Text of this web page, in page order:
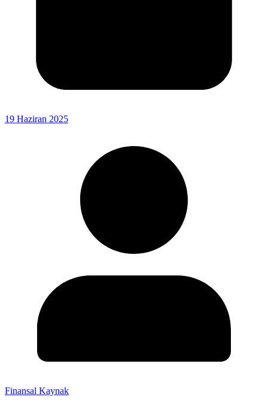
19 Haziran 2025
Finansal Kaynak